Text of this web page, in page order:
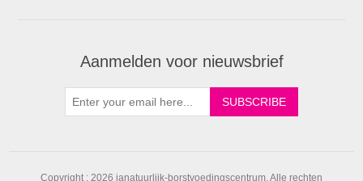
Aanmelden voor nieuwsbrief
Copyright ; 2026 janatuurlijk-borstvoedingscentrum. Alle rechten